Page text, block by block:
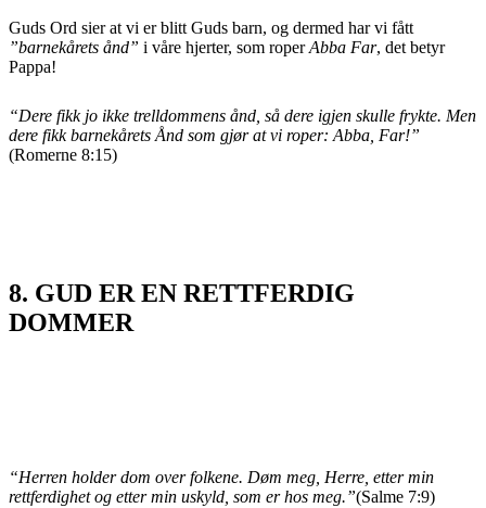
Guds Ord sier at vi er blitt Guds barn, og dermed har vi fått
”barnekårets ånd” i våre hjerter, som roperAbba Far, det betyr
Pappa!
“Dere fikk jo ikke trelldommens ånd, så dere igjen skulle frykte. Men
dere fikk barnekårets Ånd som gjør at vi roper: Abba, Far!”
(Romerne 8:15)
8. GUD ER EN RETTFERDIG
DOMMER
“Herren holder dom over folkene. Døm meg, Herre, etter min
rettferdighet og etter min uskyld, som er hos meg.”(Salme 7:9)